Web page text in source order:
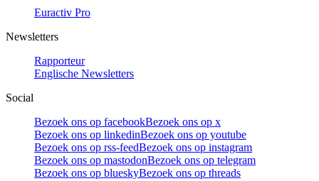
Euractiv Pro
Newsletters
Rapporteur
Englische Newsletters
Social
Bezoek ons op facebookBezoek ons op x
Bezoek ons op linkedinBezoek ons op youtube
Bezoek ons op rss-feedBezoek ons op instagram
Bezoek ons op mastodonBezoek ons op telegram
Bezoek ons op blueskyBezoek ons op threads